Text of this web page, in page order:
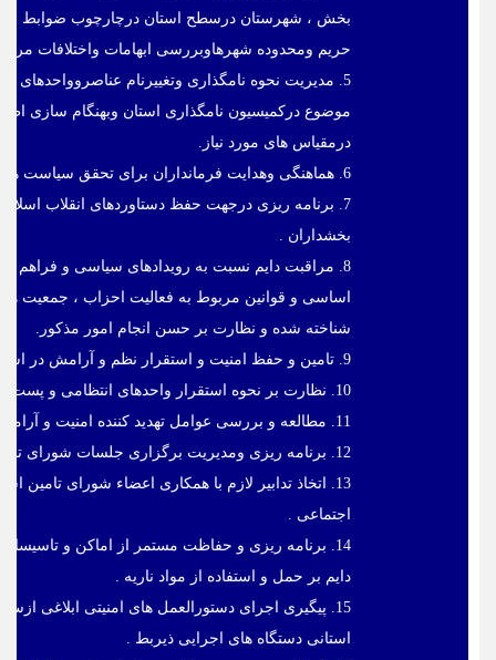
بخش ، شهرستان درسطح استان درچارچوب ضوابط
حریم ومحدوده شهرهاوبررسی ابهامات واختلافات
5. مدیریت نحوه نامگذاری وتغییرنام
موضوع درکمیسیون نامگذاری استان وبهنگام سازی
درمقیاس های مورد نیاز.
6. هماهنگی وهدایت فرمانداران برای تحقق سیاست های عمومی وبرنامه های دولت .
7. برنامه ریزی درجهت حفظ دستاوردهای انقلاب
بخشداران .
8. مراقبت دایم نسبت به رویدادهای سیاسی و
اساسی و قوانین مربوط به فعالیت احزاب ، جمعیت
شناخته شده و نظارت بر حسن انجام امور مذکور.
9. تامین و حفظ امنیت و استقرار نظم و آرامش در استان و ایجاد هماهنگی بین دستگاه های اطلاعاتی و انتظامی ونظامی .
10. نظارت بر نحوه استقرار واحدهای انتظامی و پست های ایست و بازرسی موقت و دایم در استان .
11. مطالعه و بررسی عوامل تهدید کننده امنیت و آرامش جامعه و ارایه طرح های استانی در این زمینه .
12. برنامه ریزی ومدیریت برگزاری جلسات شورای تامین استان .
13. اتخاذ تدابیر لازم با همکاری اعضاء شورای
اجتماعی .
14. برنامه ریزی و حفاظت مستمر از اماکن و
دایم بر حمل و استفاده از مواد ناریه .
15. پیگیری اجرای دستورالعمل های امنیتی
استانی دستگاه های اجرایی ذیربط .